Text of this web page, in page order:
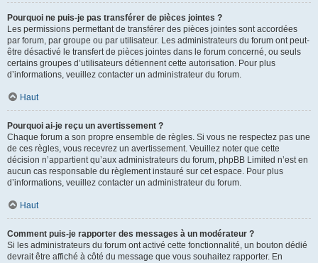
Pourquoi ne puis-je pas transférer de pièces jointes ?
Les permissions permettant de transférer des pièces jointes sont accordées
par forum, par groupe ou par utilisateur. Les administrateurs du forum ont peut-
être désactivé le transfert de pièces jointes dans le forum concerné, ou seuls
certains groupes d’utilisateurs détiennent cette autorisation. Pour plus
d’informations, veuillez contacter un administrateur du forum.
Haut
Pourquoi ai-je reçu un avertissement ?
Chaque forum a son propre ensemble de règles. Si vous ne respectez pas une
de ces règles, vous recevrez un avertissement. Veuillez noter que cette
décision n’appartient qu’aux administrateurs du forum, phpBB Limited n’est en
aucun cas responsable du règlement instauré sur cet espace. Pour plus
d’informations, veuillez contacter un administrateur du forum.
Haut
Comment puis-je rapporter des messages à un modérateur ?
Si les administrateurs du forum ont activé cette fonctionnalité, un bouton dédié
devrait être affiché à côté du message que vous souhaitez rapporter. En